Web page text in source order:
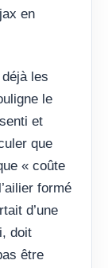
en
les
le
et
que
« coûte
formé
d’une
doit
être